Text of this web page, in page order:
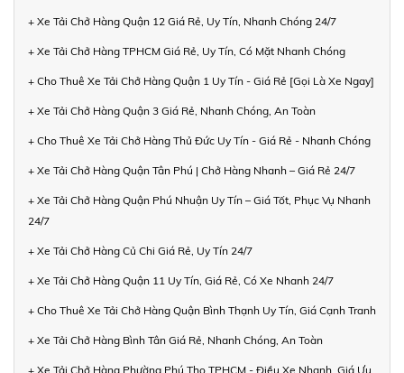
+ Xe Tải Chở Hàng Quận 12 Giá Rẻ, Uy Tín, Nhanh Chóng 24/7
+ Xe Tải Chở Hàng TPHCM Giá Rẻ, Uy Tín, Có Mặt Nhanh Chóng
+ Cho Thuê Xe Tải Chở Hàng Quận 1 Uy Tín - Giá Rẻ [Gọi Là Xe Ngay]
+ Xe Tải Chở Hàng Quận 3 Giá Rẻ, Nhanh Chóng, An Toàn
+ Cho Thuê Xe Tải Chở Hàng Thủ Đức Uy Tín - Giá Rẻ - Nhanh Chóng
+ Xe Tải Chở Hàng Quận Tân Phú | Chở Hàng Nhanh – Giá Rẻ 24/7
+ Xe Tải Chở Hàng Quận Phú Nhuận Uy Tín – Giá Tốt, Phục Vụ Nhanh
24/7
+ Xe Tải Chở Hàng Củ Chi Giá Rẻ, Uy Tín 24/7
+ Xe Tải Chở Hàng Quận 11 Uy Tín, Giá Rẻ, Có Xe Nhanh 24/7
+ Cho Thuê Xe Tải Chở Hàng Quận Bình Thạnh Uy Tín, Giá Cạnh Tranh
+ Xe Tải Chở Hàng Bình Tân Giá Rẻ, Nhanh Chóng, An Toàn
+ Xe Tải Chở Hàng Phường Phú Thọ TPHCM - Điều Xe Nhanh, Giá Ưu